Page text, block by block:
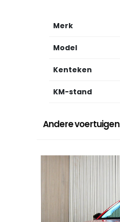
Merk
Model
Kenteken
KM-stand
Andere voertuigen